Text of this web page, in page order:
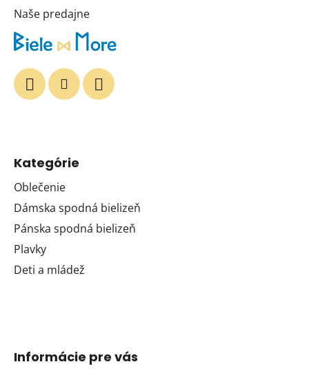
Naše predajne
Kategórie
Oblečenie
Dámska spodná bielizeň
Pánska spodná bielizeň
Plavky
Deti a mládež
Informácie pre vás